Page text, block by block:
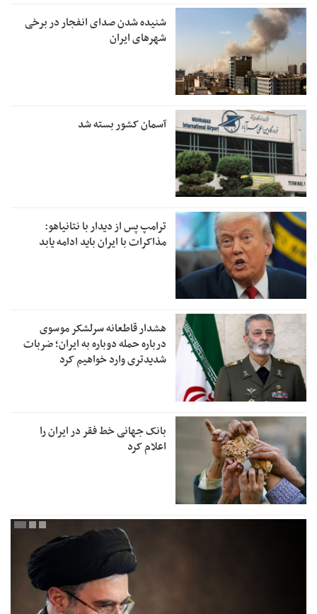
شنیده شدن صدای انفجار در برخی
شهرهای ایران
آسمان کشور بسته شد
ترامپ پس از دیدار با نتانیاهو:
مذاکرات با ایران باید ادامه یابد
هشدار قاطعانه سرلشکر موسوی
درباره حمله دوباره به ایران؛ ضربات
شدیدتری وارد خواهیم کرد
بانک جهانی خط فقر در ایران را
اعلام کرد